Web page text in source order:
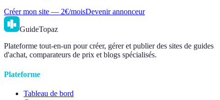
Créer mon site — 2€/moisDevenir annonceur
GuideTopaz
Plateforme tout-en-un pour créer, gérer et publier des sites de guides
d'achat, comparateurs de prix et blogs spécialisés.
Plateforme
Tableau de bord